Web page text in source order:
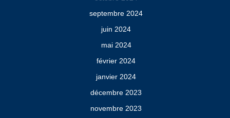
septembre 2024
juin 2024
mai 2024
février 2024
janvier 2024
décembre 2023
novembre 2023